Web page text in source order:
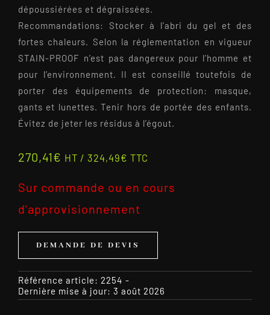
dépoussiérées et dégraissées.
Recommandations: Stocker à l’abri du gel et des
fortes chaleurs. Selon la réglementation en vigueur
STAIN-PROOF n’est pas dangereux pour l’homme et
pour l’environnement. Il est conseillé toutefois de
porter des équipements de protection: masque,
gants et lunettes. Tenir hors de portée des enfants.
Évitez de jeter les résidus à l’égout.
270,41€ HT / 324,49€ TTC
Sur commande ou en cours
d'approvisionnement
DEMANDE DE DEVIS
Référence article: 2254 -
Dernière mise à jour: 3 août 2026